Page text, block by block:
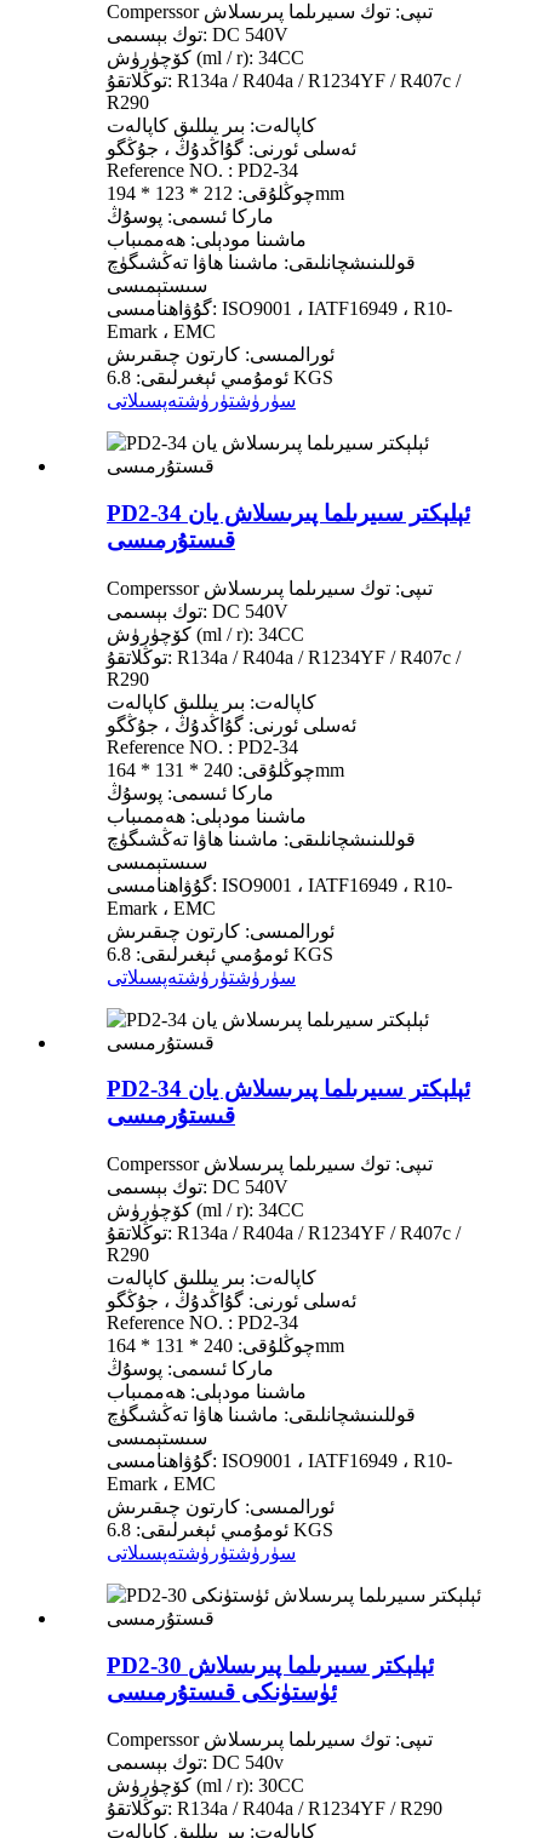
Comperssor تىپى: توك سىيرىلما پىرىسلاش
توك بېسىمى: DC 540V
كۆچۈرۈش (ml / r): 34CC
توڭلاتقۇ: R134a / R404a / R1234YF / R407c /
R290
كاپالەت: بىر يىللىق كاپالەت
ئەسلى ئورنى: گۇاڭدۇڭ ، جۇڭگو
Reference NO. : PD2-34
چوڭلۇقى: 212 * 123 * 194mm
ماركا ئىسمى: پوسۇڭ
ماشىنا مودېلى: ھەممىباب
قوللىنىشچانلىقى: ماشىنا ھاۋا تەڭشىگۈچ
سىستېمىسى
گۇۋاھنامىسى: ISO9001 ، IATF16949 ، R10-
Emark ، EMC
ئورالمىسى: كارتون چىقىرىش
ئومۇمىي ئېغىرلىقى: 6.8 KGS
سۈرۈشتۈرۈشتەپسىلاتى
PD2-34 ئېلېكتر سىيرىلما پىرىسلاش يان
قىستۇرمىسى
Comperssor تىپى: توك سىيرىلما پىرىسلاش
توك بېسىمى: DC 540V
كۆچۈرۈش (ml / r): 34CC
توڭلاتقۇ: R134a / R404a / R1234YF / R407c /
R290
كاپالەت: بىر يىللىق كاپالەت
ئەسلى ئورنى: گۇاڭدۇڭ ، جۇڭگو
Reference NO. : PD2-34
چوڭلۇقى: 240 * 131 * 164mm
ماركا ئىسمى: پوسۇڭ
ماشىنا مودېلى: ھەممىباب
قوللىنىشچانلىقى: ماشىنا ھاۋا تەڭشىگۈچ
سىستېمىسى
گۇۋاھنامىسى: ISO9001 ، IATF16949 ، R10-
Emark ، EMC
ئورالمىسى: كارتون چىقىرىش
ئومۇمىي ئېغىرلىقى: 6.8 KGS
سۈرۈشتۈرۈشتەپسىلاتى
PD2-34 ئېلېكتر سىيرىلما پىرىسلاش يان
قىستۇرمىسى
Comperssor تىپى: توك سىيرىلما پىرىسلاش
توك بېسىمى: DC 540V
كۆچۈرۈش (ml / r): 34CC
توڭلاتقۇ: R134a / R404a / R1234YF / R407c /
R290
كاپالەت: بىر يىللىق كاپالەت
ئەسلى ئورنى: گۇاڭدۇڭ ، جۇڭگو
Reference NO. : PD2-34
چوڭلۇقى: 240 * 131 * 164mm
ماركا ئىسمى: پوسۇڭ
ماشىنا مودېلى: ھەممىباب
قوللىنىشچانلىقى: ماشىنا ھاۋا تەڭشىگۈچ
سىستېمىسى
گۇۋاھنامىسى: ISO9001 ، IATF16949 ، R10-
Emark ، EMC
ئورالمىسى: كارتون چىقىرىش
ئومۇمىي ئېغىرلىقى: 6.8 KGS
سۈرۈشتۈرۈشتەپسىلاتى
PD2-30 ئېلېكتر سىيرىلما پىرىسلاش
ئۈستۈنكى قىستۇرمىسى
Comperssor تىپى: توك سىيرىلما پىرىسلاش
توك بېسىمى: DC 540v
كۆچۈرۈش (ml / r): 30CC
توڭلاتقۇ: R134a / R404a / R1234YF / R290
كاپالەت: بىر يىللىق كاپالەت